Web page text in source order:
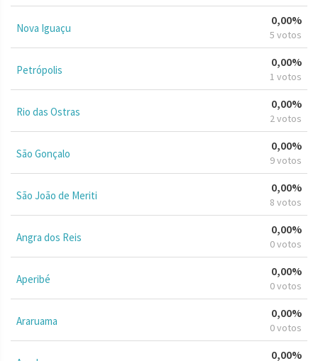
Nova Iguaçu
0,00%
5 votos
Petrópolis
0,00%
1 votos
Rio das Ostras
0,00%
2 votos
São Gonçalo
0,00%
9 votos
São João de Meriti
0,00%
8 votos
Angra dos Reis
0,00%
0 votos
Aperibé
0,00%
0 votos
Araruama
0,00%
0 votos
0,00%